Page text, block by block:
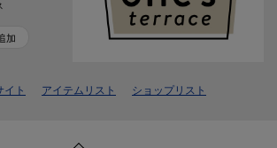
加
イト アイテムリスト ショップリスト